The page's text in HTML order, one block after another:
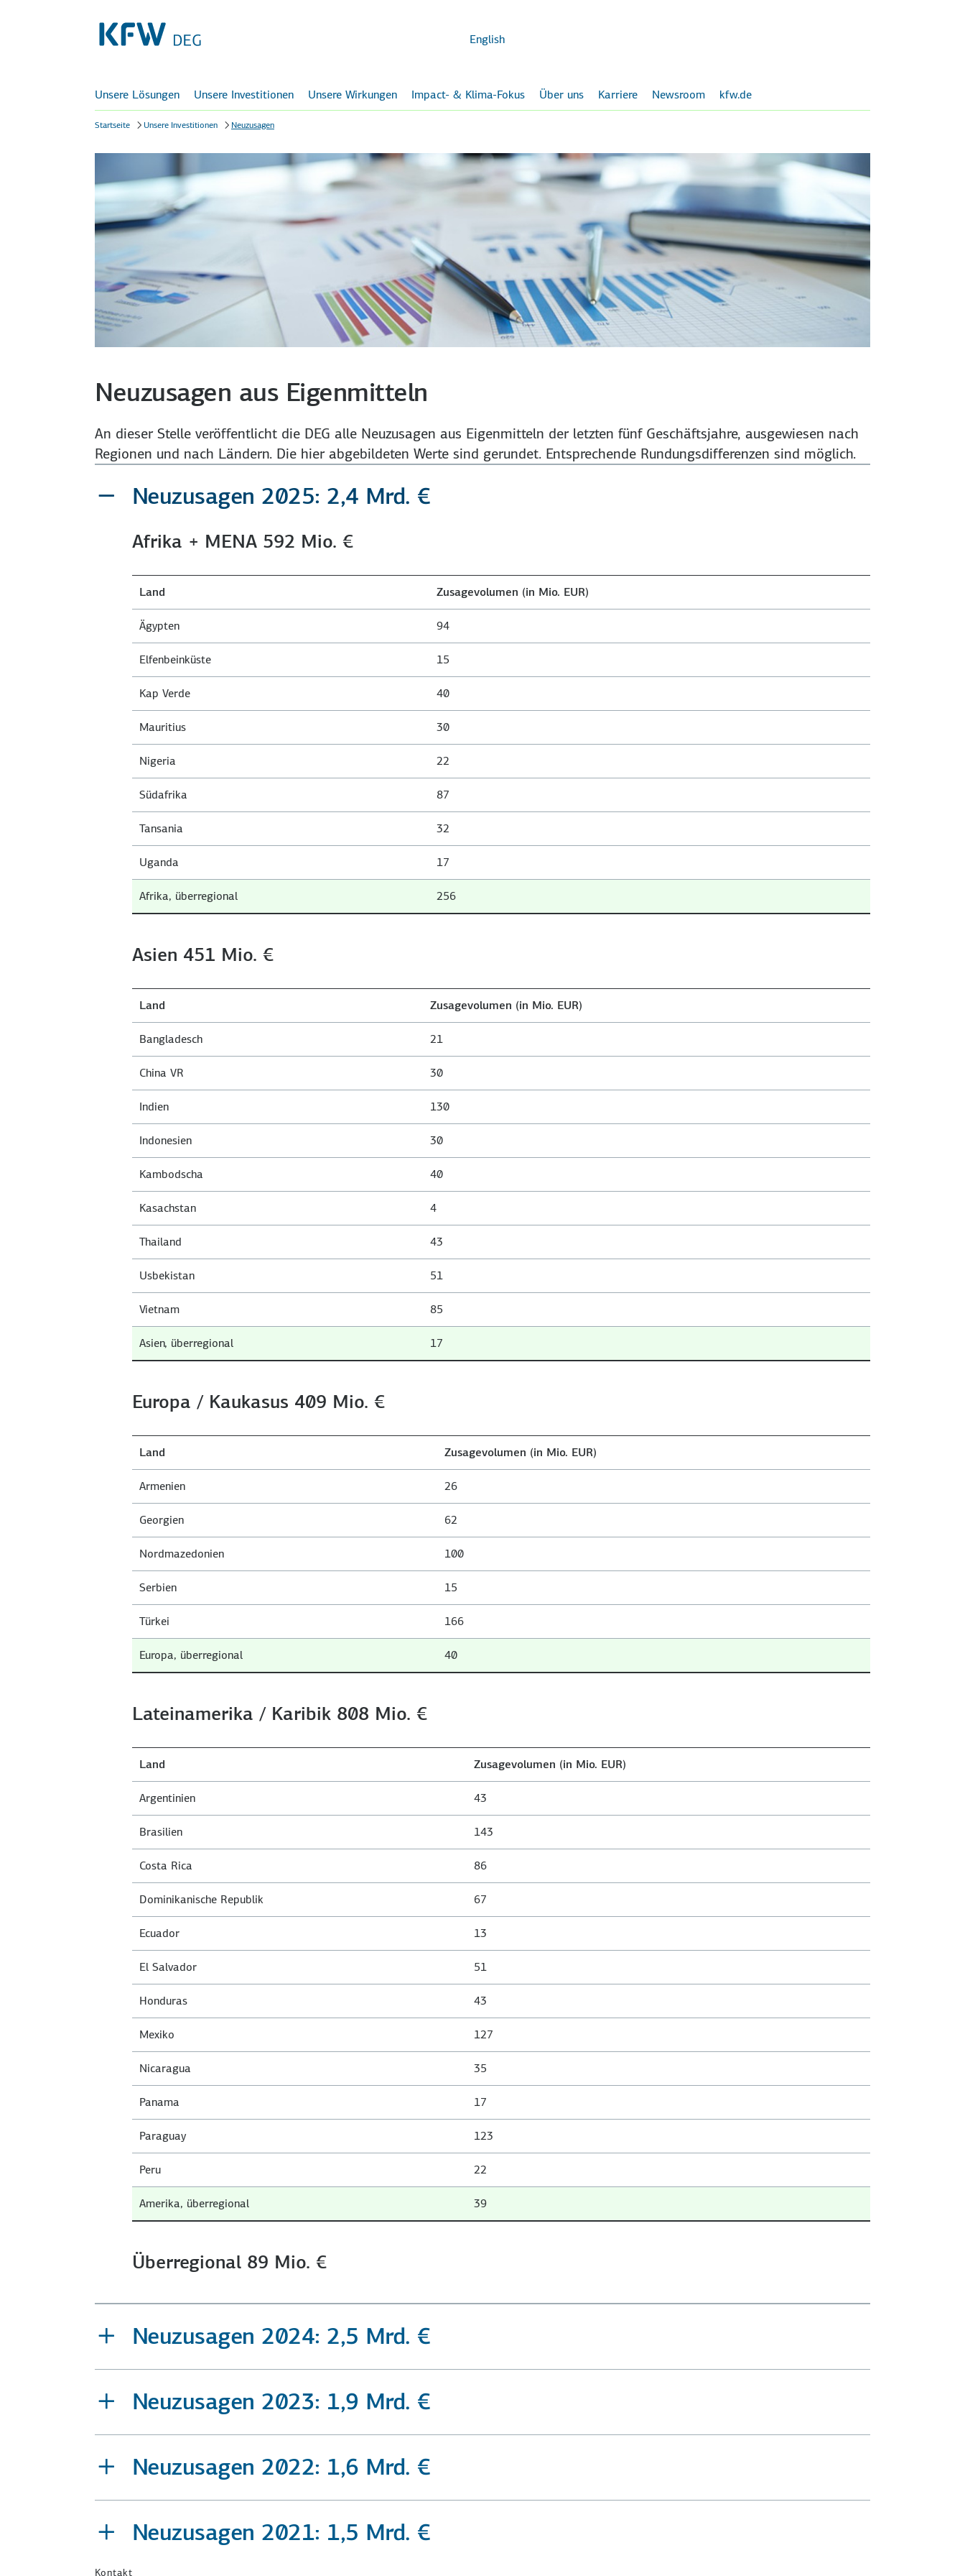
English
Unsere Lösungen Unsere Investitionen Unsere Wirkungen Impact- & Klima-Fokus Über uns Karriere Newsroom kfw.de
Startseite Unsere Investitionen Neuzusagen
Neuzusagen aus Eigenmitteln
An dieser Stelle veröffentlicht die DEG alle Neuzusagen aus Eigenmitteln der letzten fünf Geschäftsjahre, ausgewiesen nach
Regionen und nach Ländern. Die hier abgebildeten Werte sind gerundet. Entsprechende Rundungsdifferenzen sind möglich.
Neuzusagen 2025: 2,4 Mrd. €
Afrika + MENA 592 Mio. €
Land Zusagevolumen (in Mio. EUR)
Ägypten 94
Elfenbeinküste 15
Kap Verde 40
Mauritius 30
Nigeria 22
Südafrika 87
Tansania 32
Uganda 17
Afrika, überregional 256
Asien 451 Mio. €
Land Zusagevolumen (in Mio. EUR)
Bangladesch 21
China VR 30
Indien 130
Indonesien 30
Kambodscha 40
Kasachstan 4
Thailand 43
Usbekistan 51
Vietnam 85
Asien, überregional 17
Europa / Kaukasus 409 Mio. €
Land Zusagevolumen (in Mio. EUR)
Armenien 26
Georgien 62
Nordmazedonien 100
Serbien 15
Türkei 166
Europa, überregional 40
Lateinamerika / Karibik 808 Mio. €
Land Zusagevolumen (in Mio. EUR)
Argentinien 43
Brasilien 143
Costa Rica 86
Dominikanische Republik 67
Ecuador 13
El Salvador 51
Honduras 43
Mexiko 127
Nicaragua 35
Panama 17
Paraguay 123
Peru 22
Amerika, überregional 39
Überregional 89 Mio. €
Neuzusagen 2024: 2,5 Mrd. €
Neuzusagen 2023: 1,9 Mrd. €
Neuzusagen 2022: 1,6 Mrd. €
Neuzusagen 2021: 1,5 Mrd. €
Kontakt